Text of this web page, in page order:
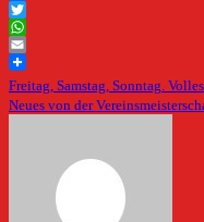
Facebook
Twitter
WhatsApp
Email
Freitag, Samstag, Sonntag.
Neues von der